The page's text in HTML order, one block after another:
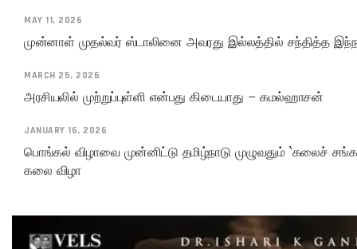
MAY 11, 2026
முன்னாள் முதல்வர் ஸ்டாலினை அவரது இல்லத்தில் சந்தித்த
MARCH 25, 2026
அரசியலில் முற்றுப்புள்ளி என்பது கிடையாது – கமல்ஹாசன்
JANUARY 16, 2026
பொங்கல் விழாவை முன்னிட்டு தமிழ்நாடு முழுவதும் ‘கலைச்
கலை விழா